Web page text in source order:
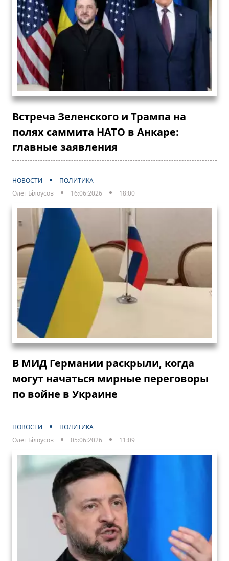
Встреча Зеленского и Трампа на
полях саммита НАТО в Анкаре:
главные заявления
НОВОСТИ
ПОЛИТИКА
Олег Білоусов
16:06:2026 18:00
В МИД Германии раскрыли, когда
могут начаться мирные переговоры
по войне в Украине
НОВОСТИ
ПОЛИТИКА
Олег Білоусов
05:06:2026 11:09